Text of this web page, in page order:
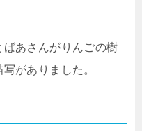
あさんがりんごの樹
がありました。